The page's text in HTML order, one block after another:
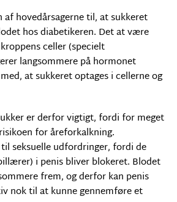
af hovedårsagerne til, at sukkeret
hos diabetikeren. Det at være
celler (specielt
langsommere på hormonet
at sukkeret optages i cellerne og
er derfor vigtigt, fordi for meget
for åreforkalkning.
seksuelle udfordringer, fordi de
i penis bliver blokeret. Blodet
frem, og derfor kan penis
nok til at kunne gennemføre et